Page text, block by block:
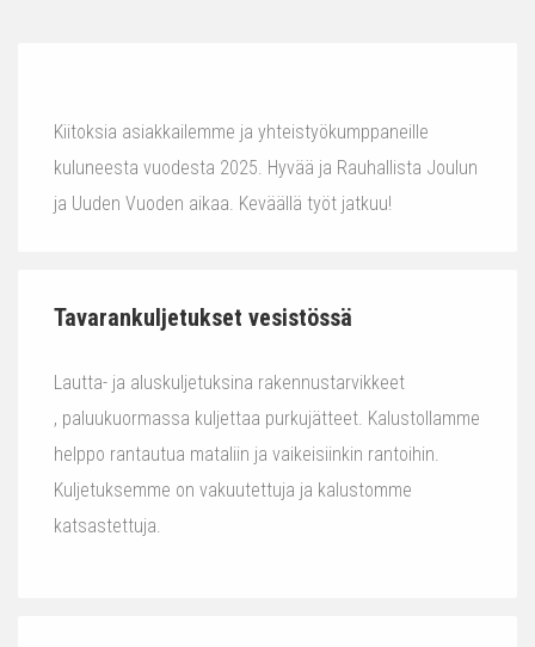
Kiitoksia asiakkailemme ja yhteistyökumppaneille
kuluneesta vuodesta 2025. Hyvää ja Rauhallista Joulun
ja Uuden Vuoden aikaa. Keväällä työt jatkuu!
Tavarankuljetukset vesistössä
Lautta- ja aluskuljetuksina rakennustarvikkeet
, paluukuormassa kuljettaa purkujätteet. Kalustollamme
helppo rantautua mataliin ja vaikeisiinkin rantoihin.
Kuljetuksemme on vakuutettuja ja kalustomme
katsastettuja.